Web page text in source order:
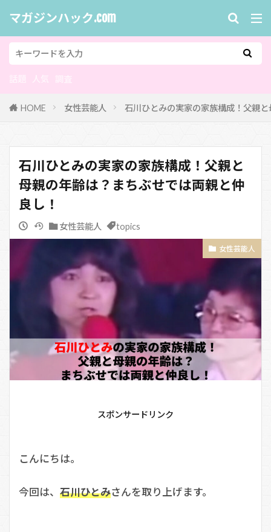
マガジンハック.com
HOME 女性芸能人 石川ひとみの実家の家族構成！父親
石川ひとみの実家の家族構成！父親と
母親の年齢は？まちぶせでは両親と仲
良し！
女性芸能人 topics
女性芸能人
スポンサードリンク
こんにちは。
今回は、 石川ひとみさんを取り上げます。